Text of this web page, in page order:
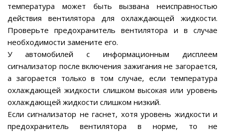
температура может быть вызвана неисправностью
действия вентилятора для охлаждающей жидкости.
Проверьте предохранитель вентилятора и в случае
необходимости замените его.
У автомобилей с информационным дисплеем
сигнализатор после включения зажигания не загорается,
а загорается только в том случае, если температура
охлаждающей жидкости слишком высокая или уровень
охлаждающей жидкости слишком низкий.
Если сигнализатор не гаснет, хотя уровень жидкости и
предохранитель вентилятора в норме, то не